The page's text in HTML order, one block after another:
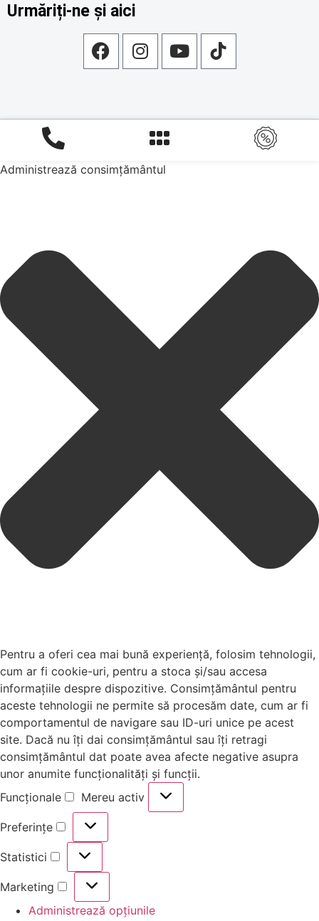
Urmăriți-ne și aici
Administrează consimțământul
Pentru a oferi cea mai bună experiență, folosim tehnologii,
cum ar fi cookie-uri, pentru a stoca și/sau accesa
informațiile despre dispozitive. Consimțământul pentru
aceste tehnologii ne permite să procesăm date, cum ar fi
comportamentul de navigare sau ID-uri unice pe acest
site. Dacă nu îți dai consimțământul sau îți retragi
consimțământul dat poate avea afecte negative asupra
unor anumite funcționalități și funcții.
Funcționale
Mereu activ
Preferințe
Statistici
Marketing
Administrează opțiunile